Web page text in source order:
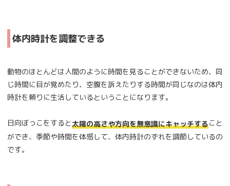
体内時計を調整できる
動物のほとんどは人間のように時間を見ることができないため、同
じ時間に目が覚めたり、空腹を訴えたりする時間が同じなのは体内
時計を頼りに生活しているということになります。
日向ぼっこをすると太陽の高さや方向を無意識にキャッチすること
ができ、季節や時間を体感して、体内時計のずれを調節しているの
です。